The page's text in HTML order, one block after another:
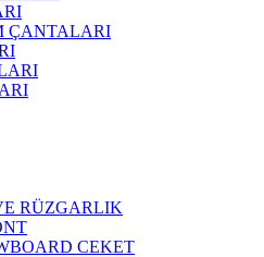
ÇANTALARI
RÜZGARLIK
CEKET